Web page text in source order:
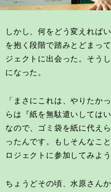
しかし、何をどう変えれば
を抱く段階で踏みとどまっ
ジェクトに出会った。そう
になった。
「まさにこれは、やりたか
らは『紙を無駄遣いしては
なので、ゴミ袋を紙に代え
ったんです。もしそんなこ
ロジェクトに参加してみよう
ちょうどその頃、水原さん